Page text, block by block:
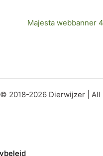
2018-2026 Dierwijzer |